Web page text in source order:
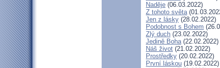
Naděje (06.03.2022)
Z tohoto světa
Jen z lásky (28.02.2022)
Podobnost s Bohem
Zlý duch (23.02.2022)
Jedině Boha(22.02.2022)
Náš život (21.02.2022)
Prostředky (20.02.2022)
První láskou (19.02.2022)